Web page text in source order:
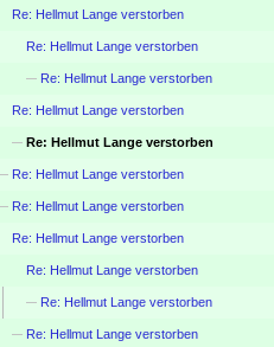
Re: Hellmut Lange verstorben
Re: Hellmut Lange verstorben
Re: Hellmut Lange verstorben
Re: Hellmut Lange verstorben
Re: Hellmut Lange verstorben
Re: Hellmut Lange verstorben
Re: Hellmut Lange verstorben
Re: Hellmut Lange verstorben
Re: Hellmut Lange verstorben
Re: Hellmut Lange verstorben
Re: Hellmut Lange verstorben